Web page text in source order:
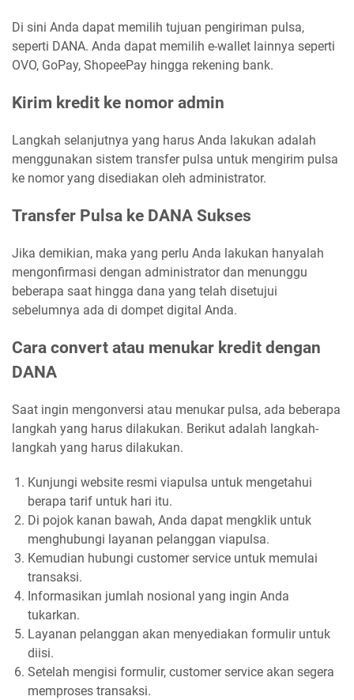
Di sini Anda dapat memilih tujuan pengiriman pulsa,
seperti DANA. Anda dapat memilih e-wallet lainnya seperti
OVO, GoPay, ShopeePay hingga rekening bank.
Kirim kredit ke nomor admin
Langkah selanjutnya yang harus Anda lakukan adalah
menggunakan sistem transfer pulsa untuk mengirim pulsa
ke nomor yang disediakan oleh administrator.
Transfer Pulsa ke DANA Sukses
Jika demikian, maka yang perlu Anda lakukan hanyalah
mengonfirmasi dengan administrator dan menunggu
beberapa saat hingga dana yang telah disetujui
sebelumnya ada di dompet digital Anda.
Cara convert atau menukar kredit dengan
DANA
Saat ingin mengonversi atau menukar pulsa, ada beberapa
langkah yang harus dilakukan. Berikut adalah langkah-
langkah yang harus dilakukan.
Kunjungi website resmi viapulsa untuk mengetahui
berapa tarif untuk hari itu.
Di pojok kanan bawah, Anda dapat mengklik untuk
menghubungi layanan pelanggan viapulsa.
Kemudian hubungi customer service untuk memulai
transaksi.
Informasikan jumlah nosional yang ingin Anda
tukarkan.
Layanan pelanggan akan menyediakan formulir untuk
diisi.
Setelah mengisi formulir, customer service akan segera
memproses transaksi.